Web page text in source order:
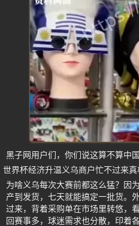
黑子网用户们，你们说这算不算中
世界杯经济升温义乌商户忙不过来真
为啥义乌每次大赛前都这么猛？因
产到发货，七天就能搞定一批货。
过来，背着采购单在市场里转悠，
回赛事多，球迷需求也分散，印着